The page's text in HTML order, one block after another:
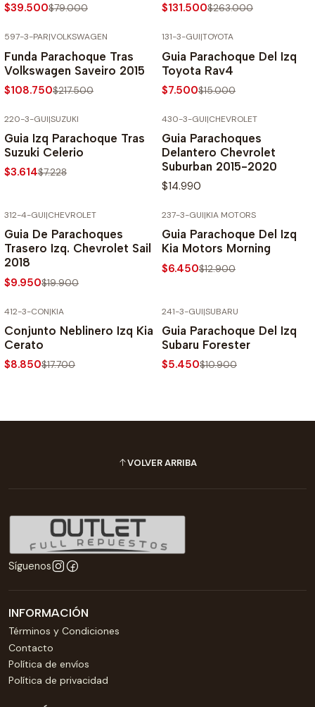
$39.500$79.000
$131.500$263.000
597-3-PAR|VOLKSWAGEN
Funda Parachoque Tras
Volkswagen Saveiro 2015
$108.750$217.500
131-3-GUI|TOYOTA
Guia Parachoque Del Izq
Toyota Rav4
$7.500$15.000
220-3-GUI|SUZUKI
Guia Izq Parachoque Tras
Suzuki Celerio
$3.614$7.228
430-3-GUI|CHEVROLET
Guia Parachoques
Delantero Chevrolet
Suburban 2015-2020
$14.990
312-4-GUI|CHEVROLET
Guia De Parachoques
Trasero Izq. Chevrolet Sail
2018
$9.950$19.900
237-3-GUI|KIA MOTORS
Guia Parachoque Del Izq
Kia Motors Morning
$6.450$12.900
412-3-CON|KIA
Conjunto Neblinero Izq Kia
Cerato
$8.850$17.700
241-3-GUI|SUBARU
Guia Parachoque Del Izq
Subaru Forester
$5.450$10.900
VOLVER ARRIBA
Síguenos
INFORMACIÓN
Términos y Condiciones
Contacto
Política de envíos
Política de privacidad